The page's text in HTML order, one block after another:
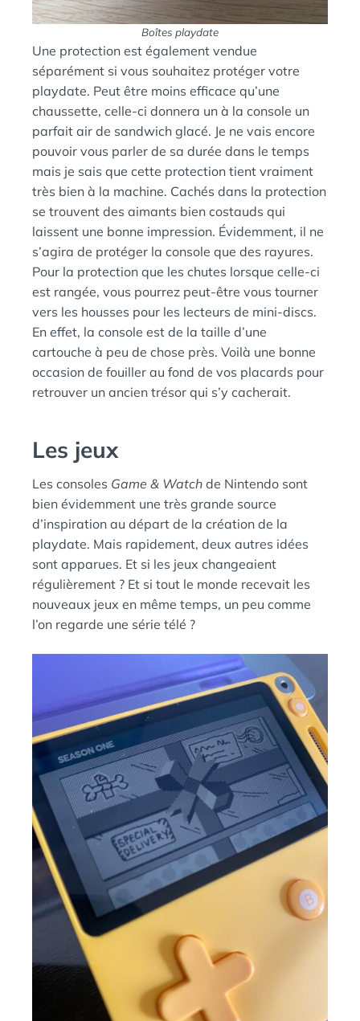
Boîtes playdate
Une protection est également vendue
séparément si vous souhaitez protéger votre
playdate. Peut être moins efficace qu’une
chaussette, celle-ci donnera un à la console un
parfait air de sandwich glacé. Je ne vais encore
pouvoir vous parler de sa durée dans le temps
mais je sais que cette protection tient vraiment
très bien à la machine. Cachés dans la protection
se trouvent des aimants bien costauds qui
laissent une bonne impression. Évidemment, il ne
s’agira de protéger la console que des rayures.
Pour la protection que les chutes lorsque celle-ci
est rangée, vous pourrez peut-être vous tourner
vers les housses pour les lecteurs de mini-discs.
En effet, la console est de la taille d’une
cartouche à peu de chose près. Voilà une bonne
occasion de fouiller au fond de vos placards pour
retrouver un ancien trésor qui s’y cacherait.
Les jeux
Les consoles Game & Watch de Nintendo sont
bien évidemment une très grande source
d’inspiration au départ de la création de la
playdate. Mais rapidement, deux autres idées
sont apparues. Et si les jeux changeaient
régulièrement ? Et si tout le monde recevait les
nouveaux jeux en même temps, un peu comme
l’on regarde une série télé ?